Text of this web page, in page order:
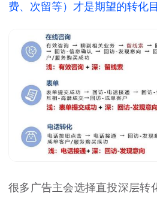
费、次留等）才是期望的转化
很多广告主会选择直投深层转